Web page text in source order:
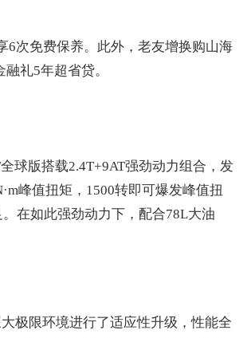
6次免费保养。此外，老友增换购山海
礼5年超省贷。
球版搭载2.4T+9AT强劲动力组合，发
峰值扭矩，1500转即可爆发峰值扭
在如此强劲动力下，配合78L大油
极限环境进行了适应性升级，性能全